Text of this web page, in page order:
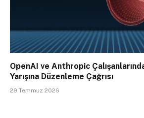
OpenAI ve Anthropic
Yarışına Düzenleme Çağrısı
29 Temmuz 2026